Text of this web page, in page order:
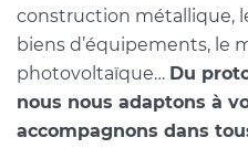
construction métallique,
biens d’équipements, le
photovoltaïque… Du
nous nous adaptons à
accompagnons dans